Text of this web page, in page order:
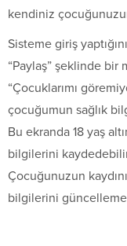
kendiniz
Sisteme giriş
“Paylaş” şeklinde bir
“Çocuklarımı
çocuğumun sağlık
Bu ekranda 18 yaş
bilgilerini
Çocuğunuzun
bilgilerini